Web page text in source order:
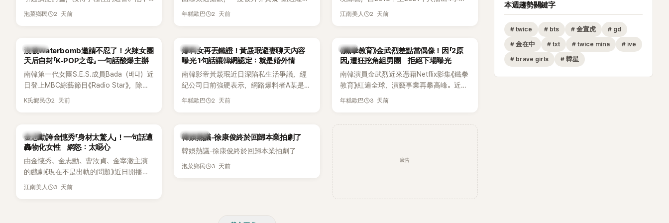
僅外型出眾，舞技也備受讚譽。
泡菜鄉民 2 天前
手術」，最後甚至被公司安排親上火線，召
口回憶這段「隆乳疑雲黑歷史」，話題再度被
翻出來熱議。 2日播出的 SBS 綜藝節目
《我的經紀人太難搞－秘書鎮》，邀請同時
兼顧工作與育兒的演藝圈代表「媽媽群」
——李智惠、李賢怡、李恩亨，以第13位
合，兩人邊搭車邊聊天，氣氛輕鬆。聊到
最近的新聞，李瑞鎮突然直球發問：「妳不
是上新聞了？說妳去做整形？是人中縮短
手術嗎？」一貫犀利又不留情的問法，讓現
年糕歐巴 2 天前
由鄭鍾淵PD打造完整的「大逃脫宇宙
江南美人 2 天前
K-POP
沒被Waterbomb邀請不忍了！火辣女團
天后自封「K-POP之母」 一句話酸爆主辦
南韓第一代女團S.E.S.成員Bada（바다）近
日登上MBC綜藝節目《Radio Star》，除了
分享近況，還罕見公開向夏季音樂節
根本只是懂了皮毛。」一番話笑翻全場，也
引發網友熱議。
K氏鄉民 2 天前
韓星
爆料女再丟鐵證！黃晸珉避妻聊天內容
曝光 1句話讓韓網認定：就是婚外情
南韓影帝黃晸珉近日深陷私生活爭議，經
紀公司日前強硬表示，網路爆料者A某是涉
嫌長期跟蹤黃晸珉的嫌疑人，已採取法律
「雙向互動」，並非外界所稱的單方面騷擾。
年糕歐巴 2 天前
韓星
《鐵拳教育》金武烈差點當偶像！因「2原
因」遭狂挖角組男團 拒絕下場曝光
南韓演員金武烈近來憑藉Netflix影集《鐵拳
教育》紅遍全球，演藝事業再攀高峰。近日
被爆出一段鮮為人知的出道祕辛，原來他
年糕歐巴 3 天前
韓星
金志勳誇金憓秀「身材太驚人」！一句話遭
轟物化女性 網怒：太噁心
由金憓秀、金志勳、曹汝貞、金宰澈主演
的戲劇《現在不是出軌的問題》近日開播，
為宣傳新作品，四位主演一同出演
江南美人 3 天前
熱議討論
韓娛熱議-徐康俊終於回歸本業拍劇了
韓娛熱議-徐康俊終於回歸本業拍劇了
泡菜鄉民 3 天前
廣告
本週趨勢關鍵字
# twice # bts # 金宣虎 # gd
# 金在中 # txt # twice mina # ive
# brave girls # 韓星